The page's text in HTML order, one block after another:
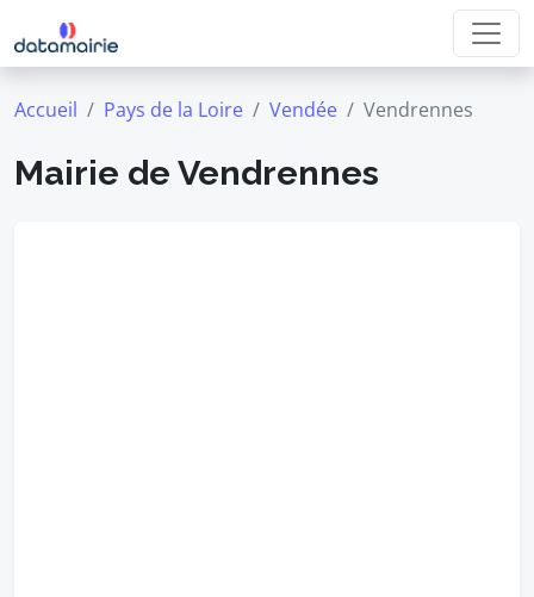
Accueil Pays de la Loire Vendée Vendrennes
Mairie de Vendrennes